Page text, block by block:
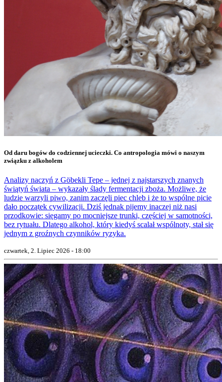
Od daru bogów do codziennej ucieczki. Co antropologia mówi o naszym
związku z alkoholem
Analizy naczyń z Göbekli Tepe – jednej z najstarszych znanych
świątyń świata – wykazały ślady fermentacji zboża. Możliwe, że
ludzie warzyli piwo, zanim zaczęli piec chleb i że to wspólne picie
dało początek cywilizacji. Dziś jednak pijemy inaczej niż nasi
przodkowie: sięgamy po mocniejsze trunki, częściej w samotności,
bez rytuału. Dlatego alkohol, który kiedyś scalał wspólnoty, stał się
jednym z groźnych czynników ryzyka.
czwartek, 2. Lipiec 2026 - 18:00